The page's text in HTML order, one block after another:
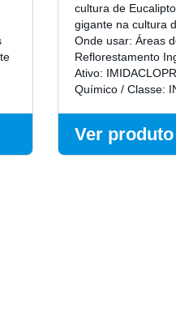
cultura de
gigante na cultura
Onde usar: Áreas
Reflorestamento
Ativo:
Químico / Classe:
Ver produto